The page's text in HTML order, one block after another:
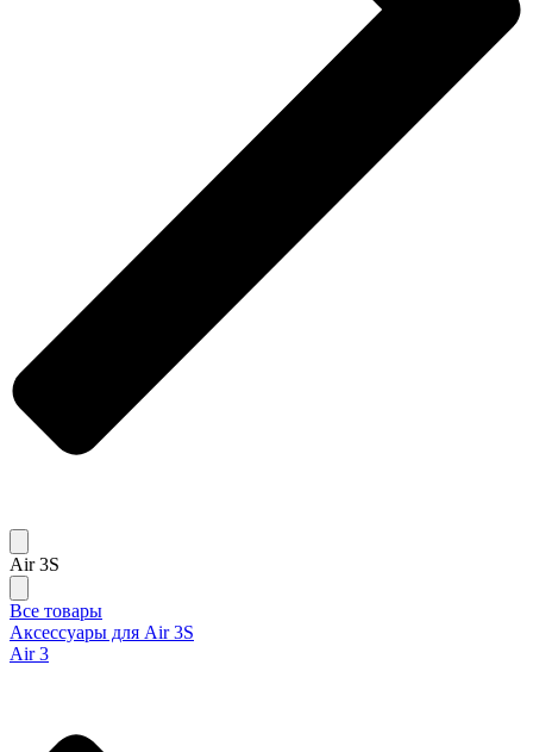
Air 3S
Все товары
Аксессуары для Air 3S
Air 3